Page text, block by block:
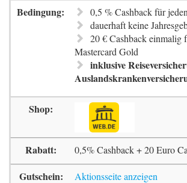
0,5 % Cashback für
dauerhaft keine
20 € Cashback einmalig
Mastercard Gold
inklusive
0,5% Cashback + 20 Euro
Aktionsseite anzeigen